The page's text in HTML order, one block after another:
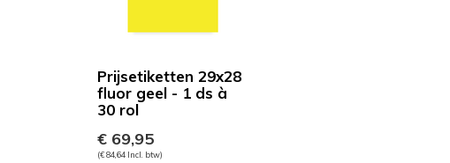
Prijsetiketten 29x28
fluor geel - 1 ds à
30 rol
€ 69,95
(€ 84,64 Incl. btw)